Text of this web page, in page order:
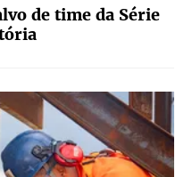
de time da Série